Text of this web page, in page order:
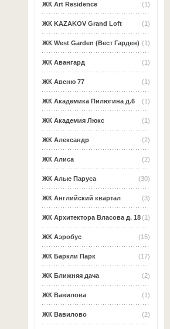
(1)
ЖК Art Residence
(1)
ЖК KAZAKOV Grand Loft
(1)
ЖК West Garden (Вест Гарден)
(1)
ЖК Авангард
(1)
ЖК Авеню 77
(1)
ЖК Академика Пилюгина д.6
(1)
ЖК Академия Люкс
(2)
ЖК Александр
(2)
ЖК Алиса
(30)
ЖК Алые Паруса
(3)
ЖК Английский квартал
(1)
ЖК Архитектора Власова д. 18
(15)
ЖК Аэробус
(17)
ЖК Баркли Парк
(2)
ЖК Ближняя дача
(1)
ЖК Вавилова
(2)
ЖК Вавилово